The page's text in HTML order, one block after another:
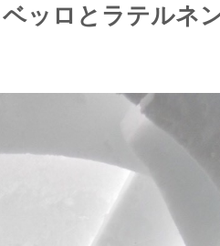
ッロとラテルネ